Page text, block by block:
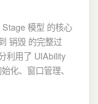
模型 的核心
销毁 的完整过
利用了 UIAbility
化、窗口管理、